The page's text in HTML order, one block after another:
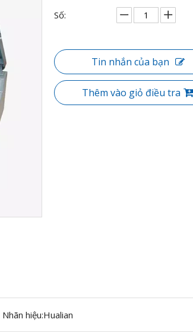
Số:
Tin nhắn của bạn
Thêm vào giỏ điều tra
Nhãn hiệu:Hualian